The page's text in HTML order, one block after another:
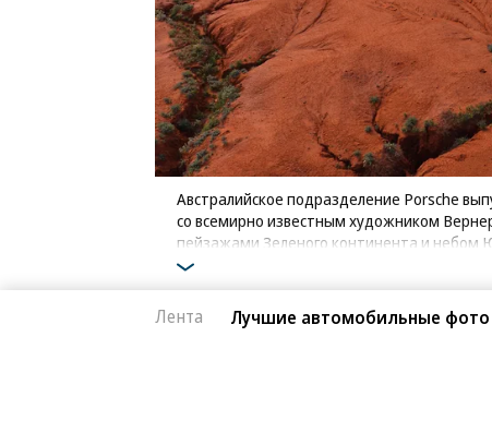
Австралийское подразделение Porsche
со всемирно известным художником
пейзажами Зеленого континента и небом
Фото: Porsche
Лента Лучшие автомобильные фото